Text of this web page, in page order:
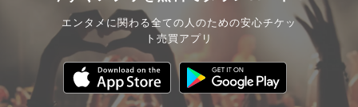
エンタメに関わる全ての人のための安心チケッ
ト売買アプリ